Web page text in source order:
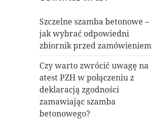
Szczelne szamba betonowe –
jak wybrać odpowiedni
zbiornik przed zamówieniem
Czy warto zwrócić uwagę na
atest PZH w połączeniu z
deklaracją zgodności
zamawiając szamba
betonowego?